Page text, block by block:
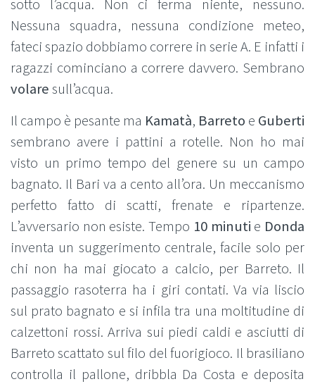
sotto l’acqua. Non ci ferma niente, nessuno.
Nessuna squadra, nessuna condizione meteo,
fateci spazio dobbiamo correre in serie A. E infatti i
ragazzi cominciano a correre davvero. Sembrano
volaresull’acqua.
Il campo è pesante ma Kamatà, Barreto e Guberti
sembrano avere i pattini a rotelle. Non ho mai
visto un primo tempo del genere su un campo
bagnato. Il Bari va a cento all’ora. Un meccanismo
perfetto fatto di scatti, frenate e ripartenze.
L’avversario non esiste. Tempo 10 minuti e Donda
inventa un suggerimento centrale, facile solo per
chi non ha mai giocato a calcio, per Barreto. Il
passaggio rasoterra ha i giri contati. Va via liscio
sul prato bagnato e si infila tra una moltitudine di
calzettoni rossi. Arriva sui piedi caldi e asciutti di
Barreto scattato sul filo del fuorigioco. Il brasiliano
controlla il pallone, dribbla Da Costa e deposita